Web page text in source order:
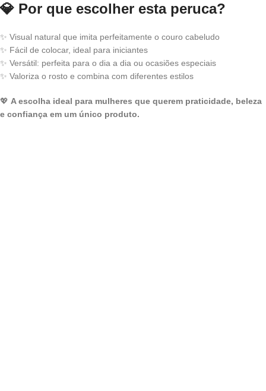
💎 Por que escolher esta peruca?
✨ Visual natural que imita perfeitamente o couro cabeludo
✨ Fácil de colocar, ideal para iniciantes
✨ Versátil: perfeita para o dia a dia ou ocasiões especiais
✨ Valoriza o rosto e combina com diferentes estilos
💖 A escolha ideal para mulheres que querem praticidade, beleza
e confiança em um único produto.